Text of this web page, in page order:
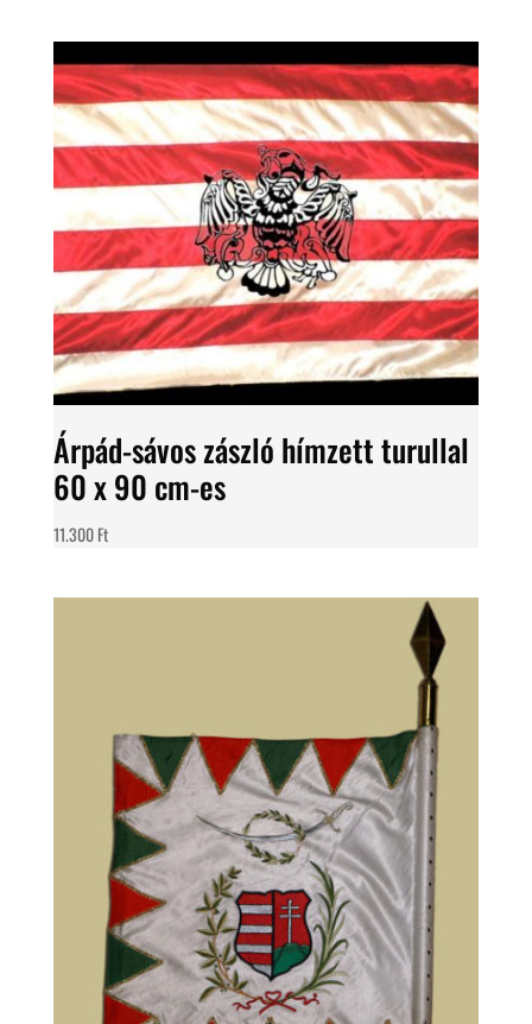
Árpád-sávos zászló hímzett turullal
60 x 90 cm-es
11.300Ft